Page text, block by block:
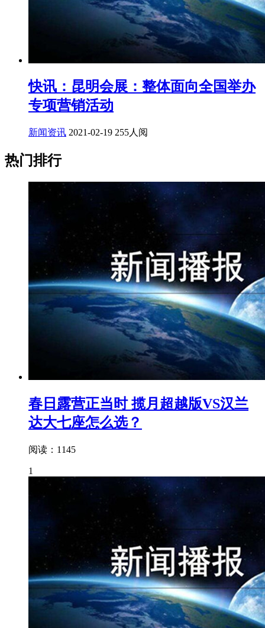
快讯：昆明会展：整体面向全国举办
专项营销活动
新闻资讯 2021-02-19 255人阅
热门排行
春日露营正当时 揽月超越版VS汉兰
达大七座怎么选？
阅读：1145
1